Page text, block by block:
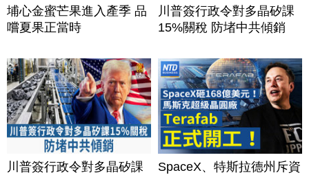
埔心金蜜芒果進入產季 品
嚐夏果正當時
川普簽行政令對多晶矽課
15%關稅 防堵中共傾銷
川普簽行政令對多晶矽課
SpaceX、特斯拉德州斥資